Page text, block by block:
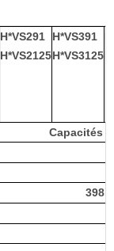
H*VS291
H*VS2125
H*VS391
H*VS3125
Capacités